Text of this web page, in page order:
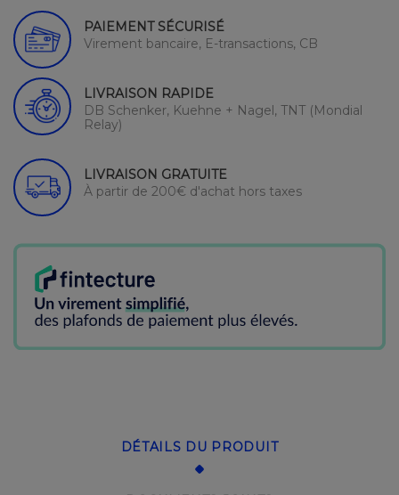
PAIEMENT SÉCURISÉ
Virement bancaire, E-transactions, CB
LIVRAISON RAPIDE
DB Schenker, Kuehne + Nagel, TNT (Mondial
Relay)
LIVRAISON GRATUITE
À partir de 200€ d'achat hors taxes
DÉTAILS DU PRODUIT